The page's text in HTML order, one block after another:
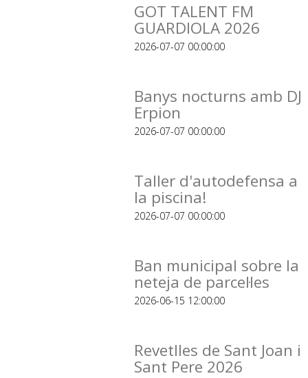
GOT TALENT FM
GUARDIOLA 2026
2026-07-07 00:00:00
Banys nocturns amb DJ
Erpion
2026-07-07 00:00:00
Taller d'autodefensa a
la piscina!
2026-07-07 00:00:00
Ban municipal sobre la
neteja de parcel·les
2026-06-15 12:00:00
Revetlles de Sant Joan i
Sant Pere 2026